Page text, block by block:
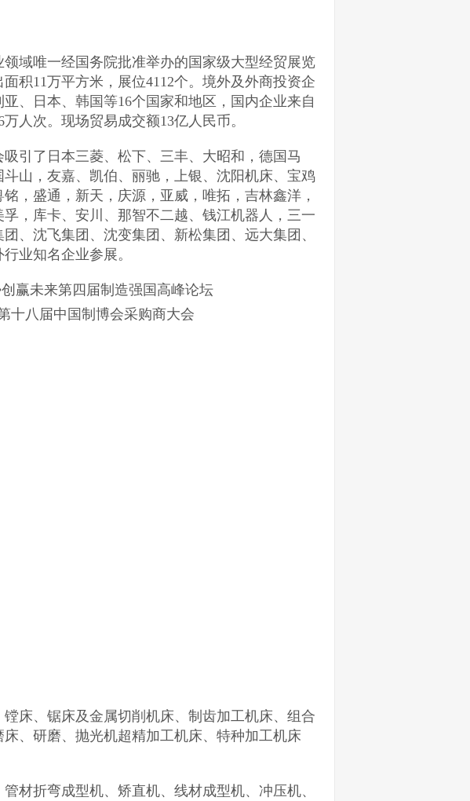
域唯一经国务院批准举办的国家级大型经贸展览
积11万平方米，展位4112个。境外及外商投资企
、日本、韩国等16个国家和地区，国内企业来自
人次。现场贸易成交额13亿人民币。
引了日本三菱、松下、三丰、大昭和，德国马
山，友嘉、凯伯、丽驰，上银、沈阳机床、宝鸡
，盛通，新天，庆源，亚威，唯拓，吉林鑫洋，
，库卡、安川、那智不二越、钱江机器人，三一
、沈飞集团、沈变集团、新松集团、远大集团、
业知名企业参展。
赢未来第四届制造强国高峰论坛
八届中国制博会采购商大会
床、锯床及金属切削机床、制齿加工机床、组合
、研磨、抛光机超精加工机床、特种加工机床
材折弯成型机、矫直机、线材成型机、冲压机、